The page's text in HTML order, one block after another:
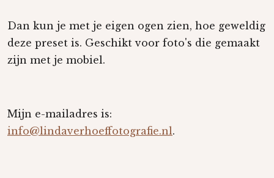
Dan kun je met je eigen ogen zien, hoe geweldig
deze preset is. Geschikt voor foto's die gemaakt
zijn met je mobiel.
Mijn e-mailadres is:
info@lindaverhoeffotografie.nl.